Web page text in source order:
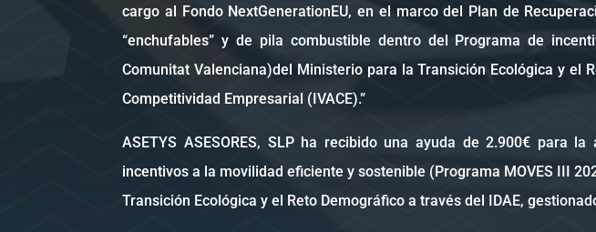
cargo al Fondo NextGenerationEU, en el marco del Plan de
“enchufables” y de pila combustible dentro del Programa de
Comunitat Valenciana)del Ministerio para la Transición Ecológica y el
Competitividad Empresarial (IVACE).”
ASETYS ASESORES, SLP ha recibido una ayuda de 2.900€ para
incentivos a la movilidad eficiente y sostenible (Programa MOVES III
Transición Ecológica y el Reto Demográfico a través del IDAE,